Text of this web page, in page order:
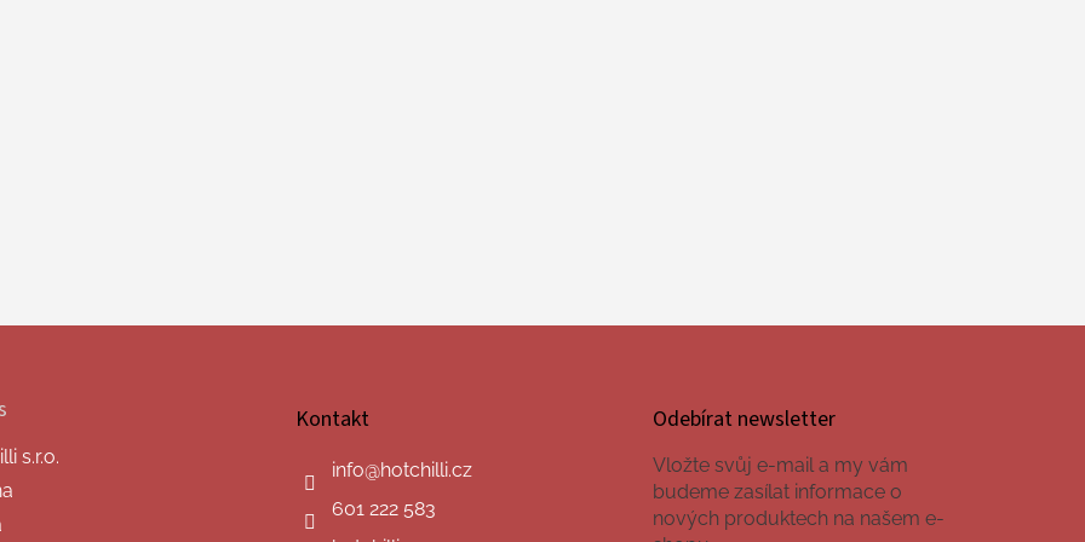
s.r.o.
Kontakt
info@hotchilli.cz
601 222 583
Odebírat newsletter
Vložte svůj e-mail a my vám
budeme zasílat informace o
nových produktech na našem e-